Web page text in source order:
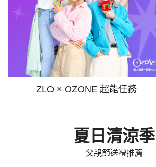
ZLO × OZONE 超能任務
夏日清涼季
父親節送禮推薦